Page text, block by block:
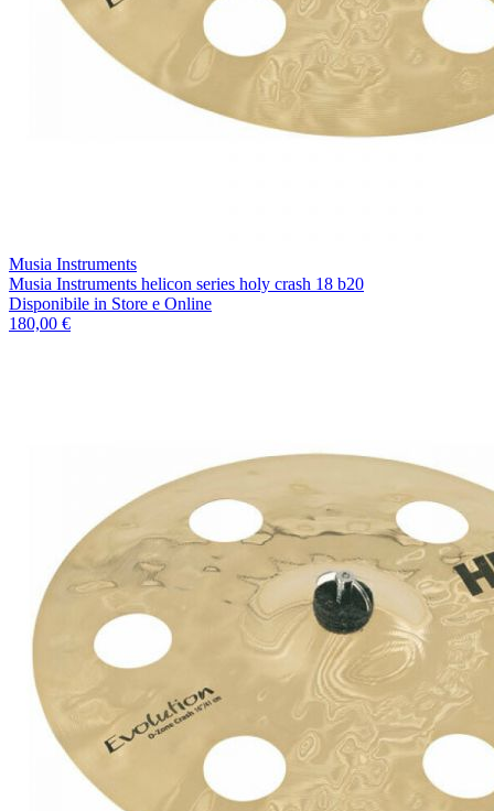
Musia Instruments
Musia Instruments helicon series holy crash 18 b20
Disponibile in Store e Online
180,00 €